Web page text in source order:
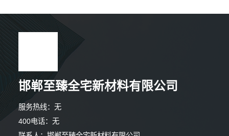
邯郸至臻全宅新材料有限公司
服务热线：无
400电话：无